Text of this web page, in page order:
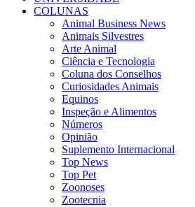
COLUNAS
Animal Business News
Animais Silvestres
Arte Animal
Ciência e Tecnologia
Coluna dos Conselhos
Curiosidades Animais
Equinos
Inspeção e Alimentos
Números
Opinião
Suplemento Internacional
Top News
Top Pet
Zoonoses
Zootecnia